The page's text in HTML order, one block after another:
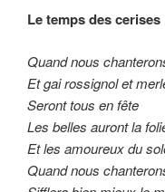
Le temps des cerises
Quand nous
Et gai rossignol et
Seront tous en fête
Les belles auront la
Et les amoureux du
Quand nous